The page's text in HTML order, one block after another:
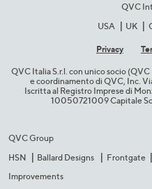
QVC
USA
UK
Privacy
QVC Italia S.r.l. con unico socio
e coordinamento di QVC, Inc.
Iscritta al Registro Imprese di
10050721009 Capitale
QVC Group
HSN
Ballard Designs Frontgate
Improvements